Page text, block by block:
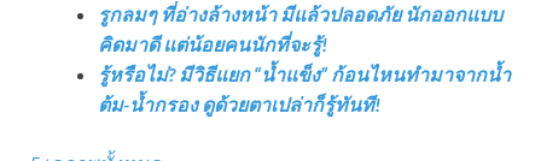
รูกลมๆ ที่อ่างล้างหน้า มีแล้วปลอดภัย นักออกแบบ
คิดมาดี แต่น้อยคนนักที่จะรู้!
รู้หรือไม่? มีวิธีแยก “น้ำแข็ง” ก้อนไหนทำมาจากน้ำ
ต้ม-น้ำกรอง ดูด้วยตาเปล่าก็รู้ทันที!